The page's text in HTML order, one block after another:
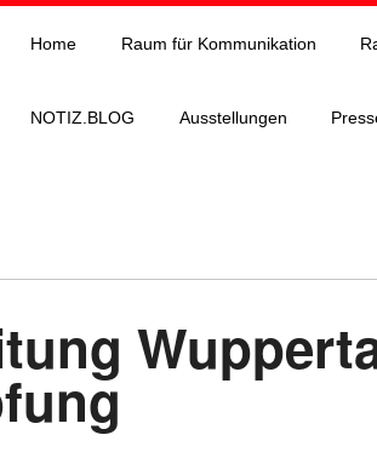
Home Raum für Kommunikation
NOTIZ.BLOG Ausstellungen